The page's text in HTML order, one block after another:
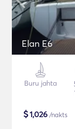
Elan E6
Buru jahta
$1,026 /nakts